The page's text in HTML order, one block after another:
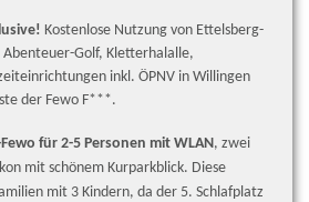
Kostenlose Nutzung von Ettelsberg-
Abenteuer-Golf, Kletterhalalle,
inkl. ÖPNV in Willingen
der Fewo F***.
für 2-5 Personen mit WLAN, zwei
mit schönem Kurparkblick. Diese
mit 3 Kindern, da der 5. Schlafplatz